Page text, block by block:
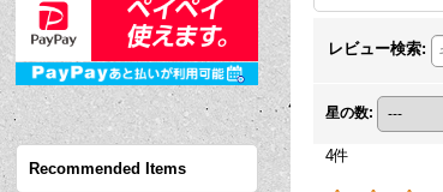
Recommended Items
レビュー検索:
星の数:
4件